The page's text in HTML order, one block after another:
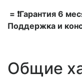
= ❗Гарантия 6
Поддержка и
Общие